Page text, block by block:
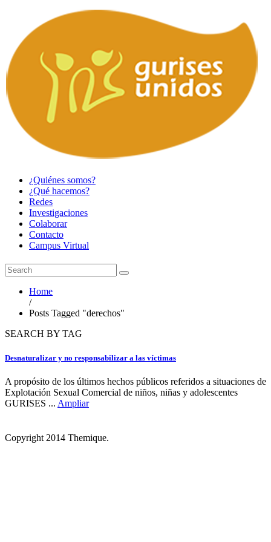
¿Quiénes somos?
¿Qué hacemos?
Redes
Investigaciones
Colaborar
Contacto
Campus Virtual
Home
/
Posts Tagged "derechos"
SEARCH BY TAG
Desnaturalizar y no responsabilizar a las víctimas
A propósito de los últimos hechos públicos referidos a situaciones de
Explotación Sexual Comercial de niños, niñas y adolescentes
GURISES ... Ampliar
Copyright 2014 Themique.